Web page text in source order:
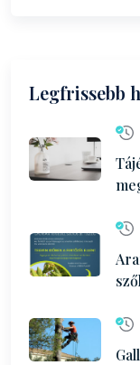
Legfrissebb